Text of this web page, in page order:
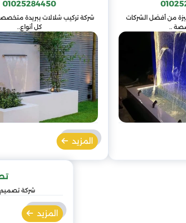
من أفضل الشركات
..
01025284450
شركة تركيب شلالات ببريدة
كل أنواع..
المزيد
شركة
المزيد